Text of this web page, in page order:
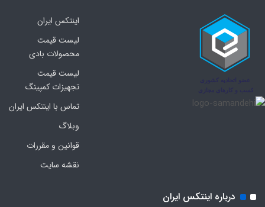
اینتکس ایران
لیست قیمت
محصولات بادی
لیست قیمت
تجهیزات کمپینگ
تماس با اینتکس ایران
وبلاگ
قوانین و مقررات
نقشه سایت
درباره اینتکس ایران